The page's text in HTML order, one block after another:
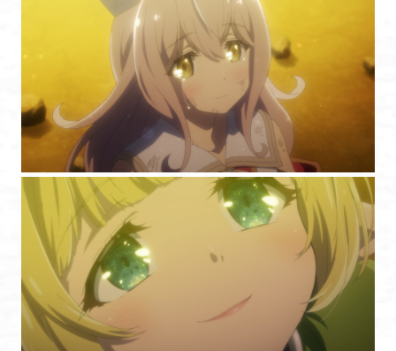
HOME
NEWS
ONAIR & STREAMING
STAFF & CAST
INTRODUCTION
STORY
CHARACTER
MOVIE
Blu-ray